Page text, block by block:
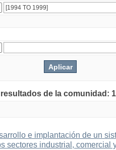
de la comunidad:
e implantación de un
sectores industrial, comercial